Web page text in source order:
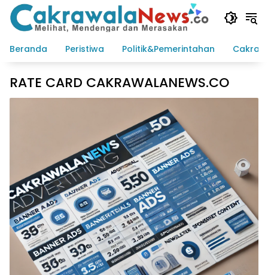
Langsung
konten
Beranda
Peristiwa Politik&Pemerintahan
RATE CARD CAKRAWALANEWS.CO